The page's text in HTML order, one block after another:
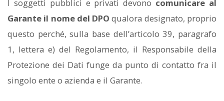
I soggetti pubblici e privati devono comunicare al
Garante il nome del DPO qualora designato, proprio
questo perché, sulla base dell’articolo 39, paragrafo
1, lettera e) del Regolamento, il Responsabile della
Protezione dei Dati funge da punto di contatto fra il
singolo ente o azienda e il Garante.